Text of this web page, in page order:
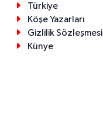
Türkiye
Köşe Yazarları
Gizlilik Sözleşmesi
Künye